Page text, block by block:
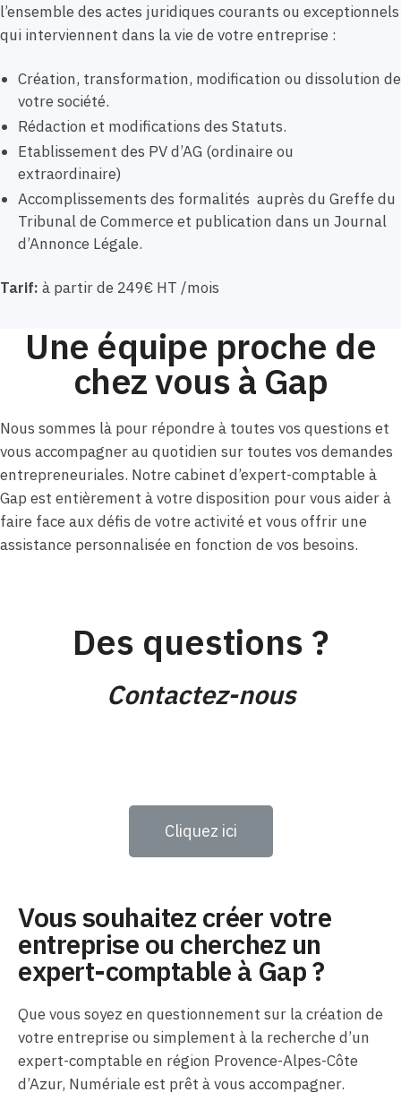
l’ensemble des actes juridiques courants ou exceptionnels
qui interviennent dans la vie de votre entreprise :
Création, transformation, modification ou dissolution de
votre société.
Rédaction et modifications des Statuts.
Etablissement des PV d’AG (ordinaire ou
extraordinaire)
Accomplissements des formalités auprès du Greffe du
Tribunal de Commerce et publication dans un Journal
d’Annonce Légale.
Tarif: à partir de 249€ HT /mois
Une équipe proche de
chez vous à Gap
Nous sommes là pour répondre à toutes vos questions et
vous accompagner au quotidien sur toutes vos demandes
entrepreneuriales. Notre cabinet d’expert-comptable à
Gap est entièrement à votre disposition pour vous aider à
faire face aux défis de votre activité et vous offrir une
assistance personnalisée en fonction de vos besoins.
Des questions ?
Contactez-nous
Cliquez ici
Vous souhaitez créer votre
entreprise ou cherchez un
expert-comptable à Gap ?
Que vous soyez en questionnement sur la création de
votre entreprise ou simplement à la recherche d’un
expert-comptable en région Provence-Alpes-Côte
d’Azur, Numériale est prêt à vous accompagner.